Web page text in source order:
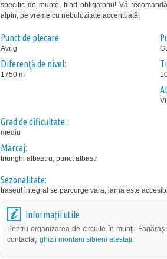
specific de munte, fiind obligatoriu! Vă
alpin, pe vreme cu nebulozitate accentuată.
Punct de plecare:
Avrig
Diferenţă de nivel:
1750 m
Grad de dificultate:
mediu
Marcaj:
triunghi albastru, punct albastr
Sezonalitate:
traseul integral se parcurge vara, iarna este
Informații utile
Pentru organizarea de circuite în munţii
contactaţi ghizii montani sibieni atestați.